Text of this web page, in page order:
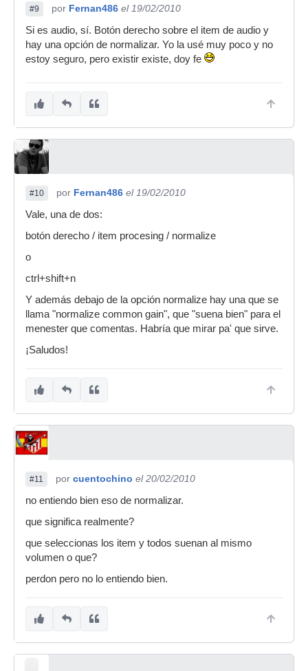
#9 por Fernan486 el 19/02/2010
Si es audio, sí. Botón derecho sobre el item de audio y
hay una opción de normalizar. Yo la usé muy poco y no
estoy seguro, pero existir existe, doy fe
#10 por Fernan486 el 19/02/2010
Vale, una de dos:
botón derecho / item procesing / normalize
o
ctrl+shift+n
Y además debajo de la opción normalize hay una que se
llama "normalize common gain", que "suena bien" para el
menester que comentas. Habría que mirar pa' que sirve.
¡Saludos!
#11 por cuentochino el 20/02/2010
no entiendo bien eso de normalizar.
que significa realmente?
que seleccionas los item y todos suenan al mismo
volumen o que?
perdon pero no lo entiendo bien.